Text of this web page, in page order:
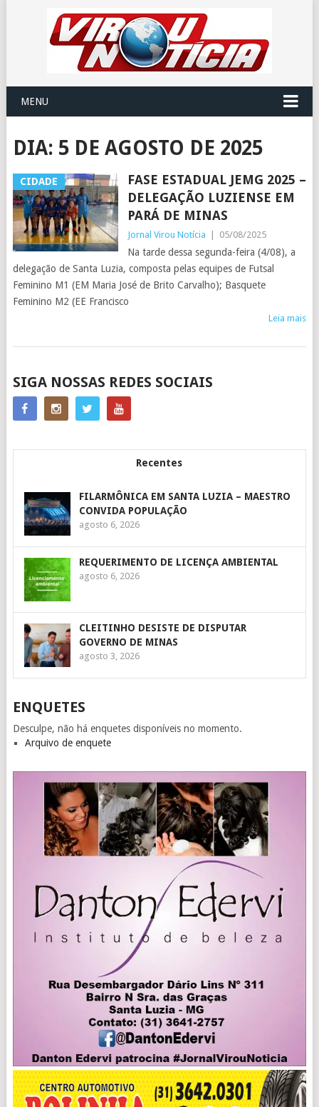
MENU
DIA: 5 DE AGOSTO DE 2025
CIDADE
FASE ESTADUAL JEMG 2025 –
DELEGAÇÃO LUZIENSE EM
PARÁ DE MINAS
Jornal Virou Notícia 05/08/2025
Na tarde dessa segunda-feira (4/08), a
delegação de Santa Luzia, composta pelas equipes de Futsal
Feminino M1 (EM Maria José de Brito Carvalho); Basquete
Feminino M2 (EE Francisco
Leia mais
POSTS
NAVIGATION
SIGA NOSSAS REDES SOCIAIS
Recentes
FILARMÔNICA EM SANTA LUZIA – MAESTRO
CONVIDA POPULAÇÃO
agosto 6, 2026
REQUERIMENTO DE LICENÇA AMBIENTAL
agosto 6, 2026
CLEITINHO DESISTE DE DISPUTAR
GOVERNO DE MINAS
agosto 3, 2026
ENQUETES
Desculpe, não há enquetes disponíveis no momento.
Arquivo de enquete